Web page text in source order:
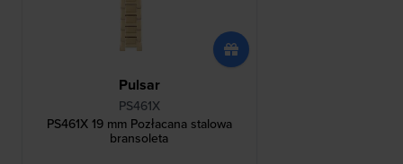
Pulsar
PS461X
PS461X 19 mm Pozłacana stalowa
bransoleta